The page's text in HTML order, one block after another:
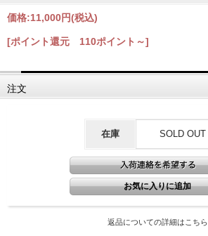
価格:11,000円(税込)
[ポイント還元 110ポイント～]
注文
在庫 SOLD OUT
返品についての詳細はこちら